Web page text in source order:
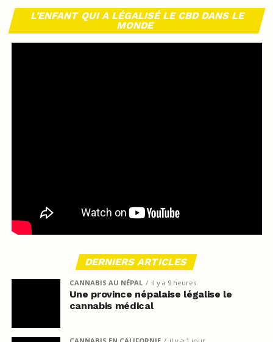
L’ENFANT QUI A LÉGALISÉ LE CBD DANS LE
MONDE
DERNIERS ARTICLES
CANNABIS AU NÉPAL il y a 9 heures
Une province népalaise légalise le
cannabis médical